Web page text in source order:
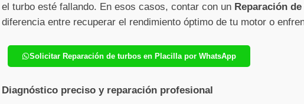
el turbo esté fallando. En esos casos, contar con un Reparación
diferencia entre recuperar el rendimiento óptimo de tu motor o
Solicitar Reparación de turbos en Placilla por WhatsApp
Diagnóstico preciso y reparación profesional